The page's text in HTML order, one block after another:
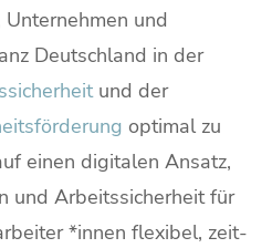
und
Deutschland in der
und der
optimal zu
einen digitalen Ansatz,
und Arbeitssicherheit für
*innen flexibel, zeit-